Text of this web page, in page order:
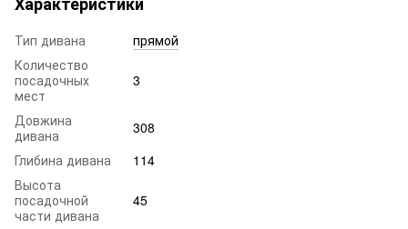
Тип дивана
прямой
Количество
посадочных
мест
3
Довжина
дивана
308
Глибина дивана
114
Высота
посадочной
части дивана
45